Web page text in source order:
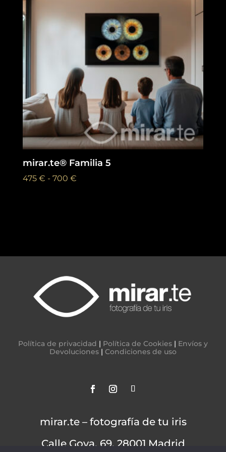
mirar.te® Familia 5
475 € - 700 €Rango
700 €
Política de privacidad | Política de Cookies | Envíos y
Devoluciones | Condiciones de uso
mirar.te – fotografía de tu iris
Calle Goya, 69, 28001 Madrid